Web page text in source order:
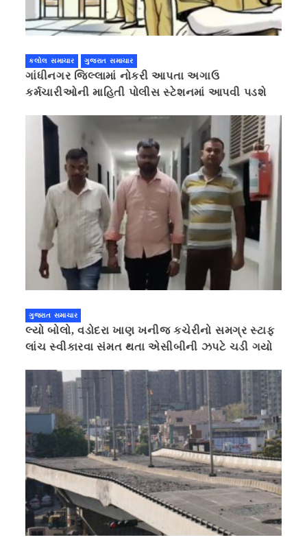
કલોલ સમાચાર ગુજરાત સમાચાર
ગાંધીનગર જિલ્લામાં નોકરી આપતા અગાઉ
કર્મચારીઓની માહિતી પોલીસ સ્ટેશનમાં આપવી પડશે
ગુજરાત સમાચાર
લ્યો બોલો, વડોદરા ખાણ ખનીજ કચેરીનો સમગ્ર સ્ટાફ
લાંચ સ્વીકારવા સંમત થતા એસીબીની ઝપટે ચડી ગયો